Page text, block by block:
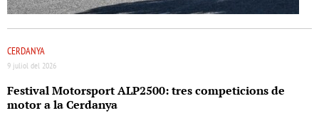
CERDANYA
9 juliol del 2026
Festival Motorsport ALP2500: tres competicions de
motor a la Cerdanya